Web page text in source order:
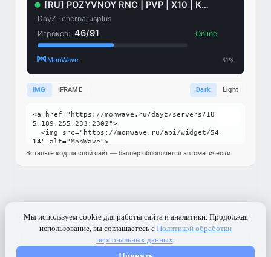
IMG IFRAME Dark Light
Вставьте код на свой сайт — баннер обновляется автоматически